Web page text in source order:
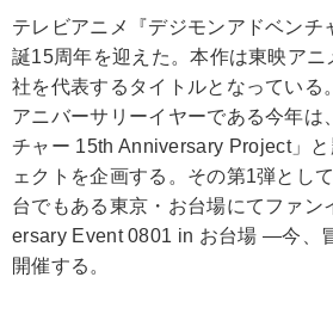
テレビアニメ『デジモンアドベンチ
誕15周年を迎えた。本作は東映アニ
社を代表するタイトルとなっている。
アニバーサリーイヤーである今年は
チャー 15th Anniversary Project」
ェクトを企画する。その第1弾とし
台でもある東京・お台場にてファン
ersary Event 0801 in お台場 ―今、
開催する。